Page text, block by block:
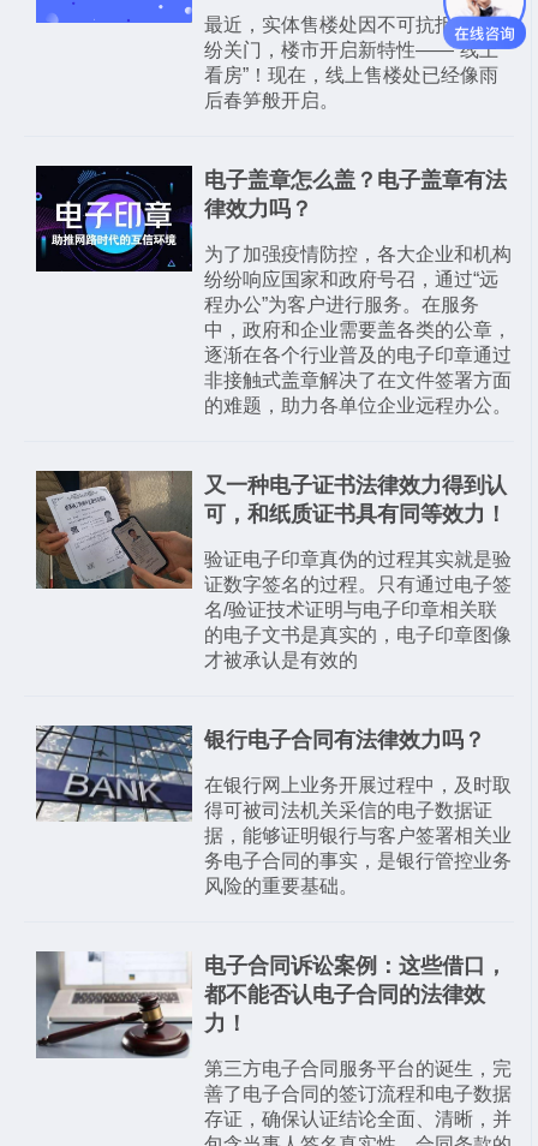
最近，实体售楼处因不可抗拒因素纷
纷关门，楼市开启新特性——“线上
看房”！现在，线上售楼处已经像雨
后春笋般开启。
电子盖章怎么盖？电子盖章有法
律效力吗？
为了加强疫情防控，各大企业和机构
纷纷响应国家和政府号召，通过“远
程办公”为客户进行服务。在服务
中，政府和企业需要盖各类的公章，
逐渐在各个行业普及的电子印章通过
非接触式盖章解决了在文件签署方面
的难题，助力各单位企业远程办公。
又一种电子证书法律效力得到认
可，和纸质证书具有同等效力！
验证电子印章真伪的过程其实就是验
证数字签名的过程。只有通过电子签
名/验证技术证明与电子印章相关联
的电子文书是真实的，电子印章图像
才被承认是有效的
银行电子合同有法律效力吗？
在银行网上业务开展过程中，及时取
得可被司法机关采信的电子数据证
据，能够证明银行与客户签署相关业
务电子合同​的事实，是银行管控业务
风险的重要基础。
电子合同诉讼案例：这些借口，
都不能否认电子合同的法律效
力！
第三方电子合同服务平台的诞生，完
善了电子合同的签订流程和电子数据
存证，确保认证结论全面、清晰，并